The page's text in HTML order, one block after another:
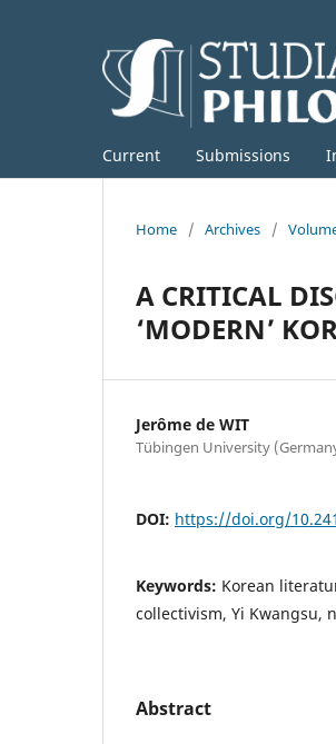
Current Submissions
Home / Archives /
A CRITICAL
‘MODERN’
Jerôme de WIT
Tübingen University
DOI: https://doi.org/
Keywords: Korean
collectivism, Yi Kwangsu,
Abstract